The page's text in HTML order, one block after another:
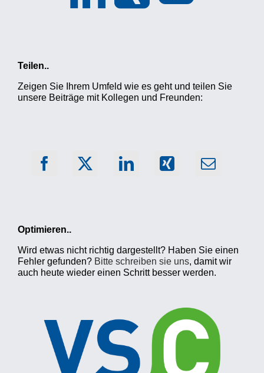
Teilen..
Zeigen Sie Ihrem Umfeld wie es geht und teilen Sie
unsere Beiträge mit Kollegen und Freunden:
Optimieren..
Wird etwas nicht richtig dargestellt? Haben Sie einen
Fehler gefunden? Bitte schreiben sie uns, damit wir
auch heute wieder einen Schritt besser werden.